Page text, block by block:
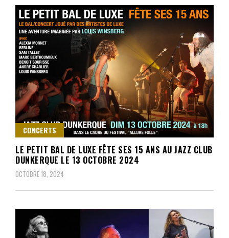
Blog Marc Berthoumieux
News – Blog – Archives
CONCERTS
LE PETIT BAL DE LUXE FÊTE SES 15 ANS AU JAZZ CLUB
DUNKERQUE LE 13 OCTOBRE 2024
OCTOBRE 18, 2024